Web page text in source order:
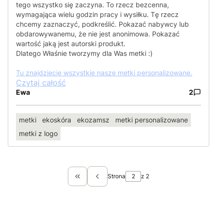
tego wszystko się zaczyna. To rzecz bezcenna,
wymagająca wielu godzin pracy i wysiłku. Tę rzecz
chcemy zaznaczyć, podkreślić. Pokazać nabywcy lub
obdarowywanemu, że nie jest anonimowa. Pokazać
wartość jaką jest autorski produkt.
Dlatego Właśnie tworzymy dla Was metki :)
Tu znajdziecie wszystkie nasze metki personalizowane.
Czytaj całość
Ewa 2
metki ekoskóra ekozamsz
metki personalizowane
metki z logo
Wróć do pierwszej strony z wpisami
Strona z 2